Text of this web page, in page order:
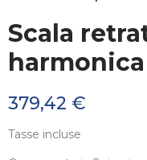
Scala
379,42 €
Tasse incluse